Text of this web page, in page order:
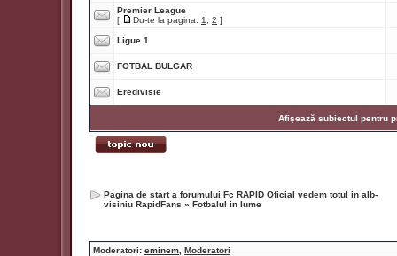
Premier League
[
Du-te la pagina: 1 2 ]
Ligue 1
FOTBAL BULGAR
Eredivisie
Afişează subiectul pentru
Pagina de start a forumului Fc RAPID Oficial vedem totul in alb-
visiniu RapidFans » Fotbalul in lume
Moderatori: eminem Moderatori